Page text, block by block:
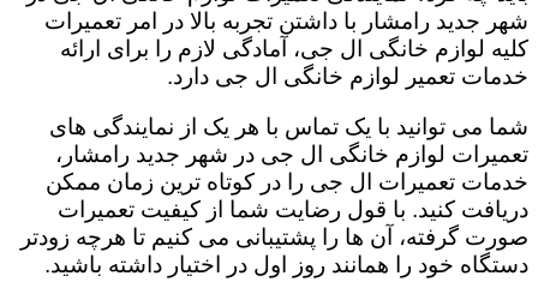
شهر جدید رامشار با داشتن تجربه بالا در امر تعمیرات
کلیه لوازم خانگی ال جی، آمادگی لازم را برای ارائه
خدمات تعمیر لوازم خانگی ال جی دارد.
شما می توانید با یک تماس با هر یک از نمایندگی های
تعمیرات لوازم خانگی ال جی در شهر جدید رامشار،
خدمات تعمیرات ال جی را در کوتاه ترین زمان ممکن
دریافت کنید. با قول رضایت شما از کیفیت تعمیرات
صورت گرفته، آن ها را پشتیبانی می کنیم تا هرچه زودتر
دستگاه خود را همانند روز اول در اختیار داشته باشید.